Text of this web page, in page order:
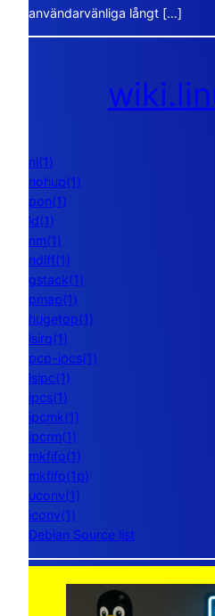
användarvänliga långt […]
nl(1)
nohup(1)
pon(1)
ld(1)
nm(1)
ndiff(1)
gstack(1)
pmap(1)
hugetop(1)
lsirq(1)
pcp-ipcs(1)
lsipc(1)
ipcs(1)
ipcmk(1)
ipcrm(1)
mkfifo(1)
mkfifo(1p)
uconv(1)
iconv(1)
Debian Source list